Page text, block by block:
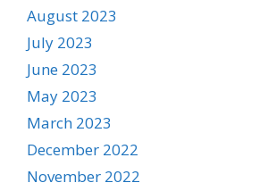
August 2023
July 2023
June 2023
May 2023
March 2023
December 2022
November 2022